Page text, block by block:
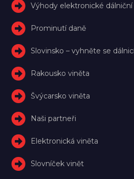
Výhody elektronické
Prominutí daně
Slovinsko – vyhněte se
Rakousko viněta
Švýcarsko viněta
Naši partneři
Elektronická viněta
Slovníček vinět